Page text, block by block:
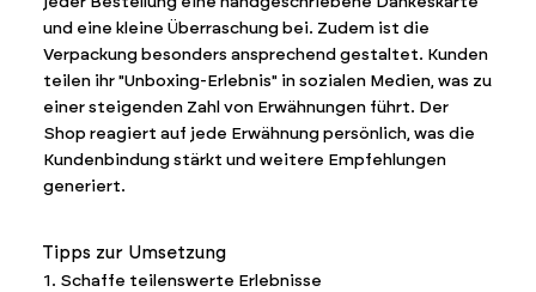
und eine kleine Überraschung bei. Zudem ist die
Verpackung besonders ansprechend gestaltet. Kunden
teilen ihr "Unboxing-Erlebnis" in sozialen Medien, was zu
einer steigenden Zahl von Erwähnungen führt. Der
Shop reagiert auf jede Erwähnung persönlich, was die
Kundenbindung stärkt und weitere Empfehlungen
generiert.
Tipps zur Umsetzung
1. Schaffe teilenswerte Erlebnisse